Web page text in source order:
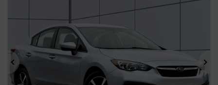
Précédent